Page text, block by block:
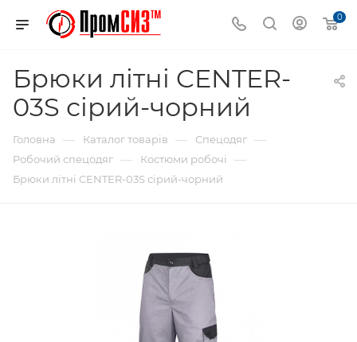
0
Брюки літні CENTER-
03S сірий-чорний
Головна — Каталог товарів — Спецодяг —
Робочий спецодяг — Костюми робочі —
Брюки літні CENTER-03S сірий-чорний